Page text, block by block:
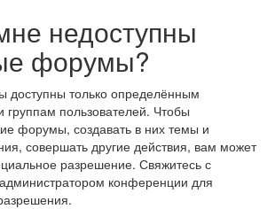
недоступны
форумы?
доступны только определённым
группам пользователей. Чтобы
форумы, создавать в них темы и
совершать другие действия, вам может
разрешение. Свяжитесь с
конференции для